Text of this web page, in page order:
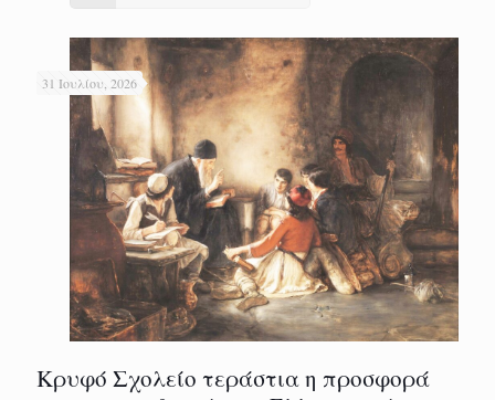
31 Ιουλίου, 2026
Κρυφό Σχολείο τεράστια η προσφορά